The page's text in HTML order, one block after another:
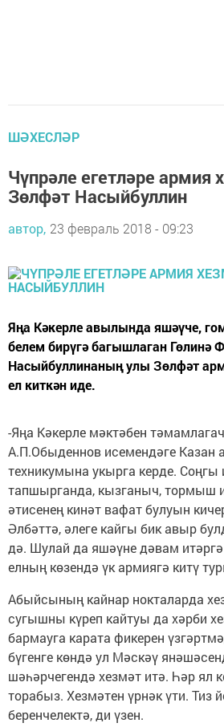
ШӘХЕСЛӘР
Чүпрәле егетләре армия
Зөлфәт Насыйбуллин
автор, 23 февраль 2018 - 09:23
Яңа Кәкерле авылында яшәүче,
белем бирүгә багышлаган Гөлинә
Насыйбуллинаның улы Зөлфәт
ел киткән иде.
-Яңа Кәкерле мәктәбен
А.П.Обыденнов исемендәге Казан
техникумына укырга керде.
тапшырганда, кызганыч, тормыш
әтисенең кинәт вафат булуын
Әлбәттә, әлеге кайгы бик авыр
дә. Шулай да яшәүне дәвам
елның көзендә үк армиягә китү
Абыйсының кайнар нокталарда
сугышны күреп кайтуы да хәрби
бармауга карата фикерен
бүгенге көндә ул Мәскәү
шәһәрчегендә хезмәт итә. Һәр ял
торабыз. Хезмәтен үрнәк үти. Тиз
беренчелектә, ди үзен.